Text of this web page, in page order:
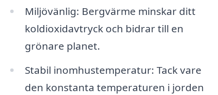
Miljövänlig: Bergvärme minskar ditt
koldioxidavtryck och bidrar till en
grönare planet.
Stabil inomhustemperatur: Tack vare
den konstanta temperaturen i jorden